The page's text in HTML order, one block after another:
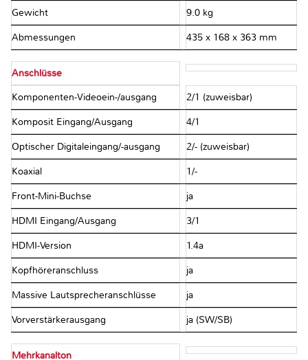
Gewicht 9.0 kg
Abmessungen 435 x 168 x 363 mm
Anschlüsse
Komponenten-Videoein-/ausgang 2/1 (zuweisbar)
Komposit Eingang/Ausgang 4/1
Optischer Digitaleingang/-ausgang 2/- (zuweisbar)
Koaxial 1/-
Front-Mini-Buchse ja
HDMI Eingang/Ausgang 3/1
HDMI-Version 1.4a
Kopfhöreranschluss ja
Massive Lautsprecheranschlüsse ja
Vorverstärkerausgang ja (SW/SB)
Mehrkanalton